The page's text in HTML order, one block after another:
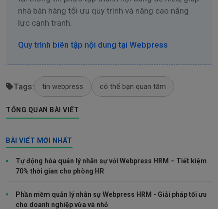
TỔNG QUAN BÀI VIẾT
nhà bán hàng tối ưu quy trình và nâng cao năng
lực cạnh tranh.
Quy trình biên tập nội dung tại Webpress
Tags: tin webpress có thể bạn quan tâm
BÀI VIẾT MỚI NHẤT
Tự động hóa quản lý nhân sự với Webpress HRM – Tiết kiệm
70% thời gian cho phòng HR
Phần mềm quản lý nhân sự Webpress HRM - Giải pháp tối ưu
cho doanh nghiệp vừa và nhỏ